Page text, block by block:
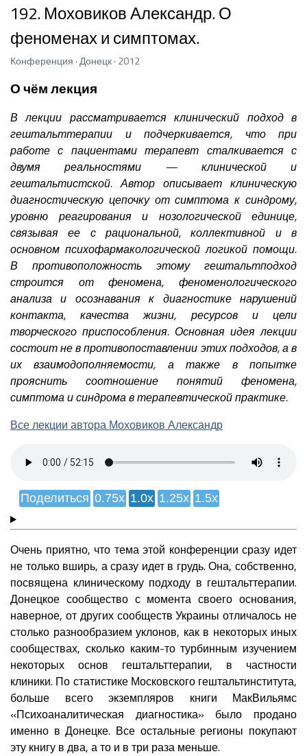
192. Моховиков Александр. О
феноменах и симптомах.
Конференция · Донецк · 2012
О чём лекция
В лекции рассматривается клинический подход в
гештальттерапии и подчеркивается, что при
работе с пациентами терапевт сталкивается с
двумя реальностями — клинической и
гештальтистской. Автор описывает клиническую
диагностическую цепочку от симптома к синдрому,
уровню реагирования и нозологической единице,
связывая ее с рациональной, коллективной и в
основном психофармакологической логикой помощи.
В противоположность этому гештальтподход
строится от феномена, феноменологического
анализа и осознавания к диагностике нарушений
контакта, качества жизни, ресурсов и цели
творческого приспособления. Основная идея лекции
состоит не в противопоставлении этих подходов, а в
их взаимодополняемости, а также в попытке
прояснить соотношение понятий феномена,
симптома и синдрома в терапевтической практике.
Все лекции автора Моховиков Александр
Поделиться 0.75x 1.0x 1.25x 1.5x
Очень приятно, что тема этой конференции сразу идет
не только вширь, а сразу идет в грудь. Она, собственно,
посвящена клиническому подходу в гештальттерапии.
Донецкое сообщество с момента своего основания,
наверное, от других сообществ Украины отличалось не
столько разнообразием уклонов, как в некоторых иных
сообществах, сколько каким-то турбинным изучением
некоторых основ гештальттерапии, в частности
клиники. По статистике Московского гештальтинститута,
больше всего экземпляров книги МакВильямс
«Психоаналитическая диагностика» было продано
именно в Донецке. Все остальные регионы покупают
эту книгу в два, а то и в три раза меньше.